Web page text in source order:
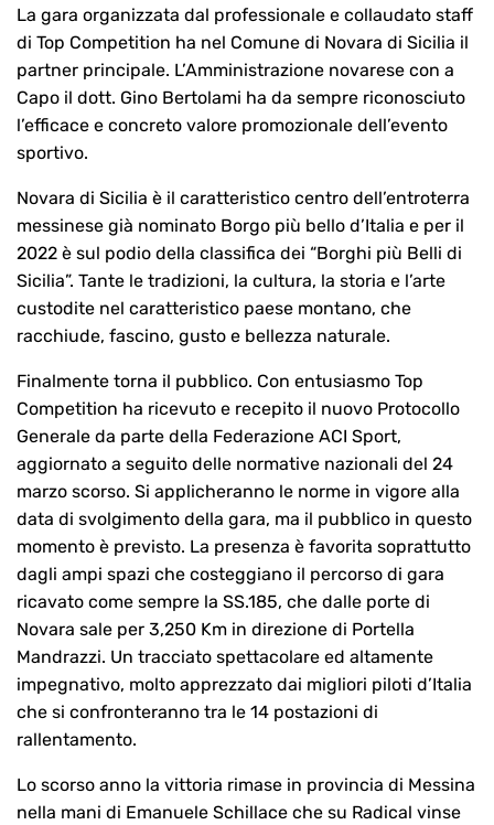
La gara organizzata dal professionale e collaudato staff
di Top Competition ha nel Comune di Novara di Sicilia il
partner principale. L’Amministrazione novarese con a
Capo il dott. Gino Bertolami ha da sempre riconosciuto
l’efficace e concreto valore promozionale dell’evento
sportivo.
Novara di Sicilia è il caratteristico centro dell’entroterra
messinese già nominato Borgo più bello d’Italia e per il
2022 è sul podio della classifica dei “Borghi più Belli di
Sicilia”. Tante le tradizioni, la cultura, la storia e l’arte
custodite nel caratteristico paese montano, che
racchiude, fascino, gusto e bellezza naturale.
Finalmente torna il pubblico. Con entusiasmo Top
Competition ha ricevuto e recepito il nuovo Protocollo
Generale da parte della Federazione ACI Sport,
aggiornato a seguito delle normative nazionali del 24
marzo scorso. Si applicheranno le norme in vigore alla
data di svolgimento della gara, ma il pubblico in questo
momento è previsto. La presenza è favorita soprattutto
dagli ampi spazi che costeggiano il percorso di gara
ricavato come sempre la SS.185, che dalle porte di
Novara sale per 3,250 Km in direzione di Portella
Mandrazzi. Un tracciato spettacolare ed altamente
impegnativo, molto apprezzato dai migliori piloti d’Italia
che si confronteranno tra le 14 postazioni di
rallentamento.
Lo scorso anno la vittoria rimase in provincia di Messina
nella mani di Emanuele Schillace che su Radical vinse